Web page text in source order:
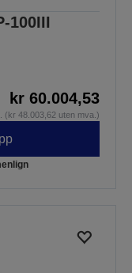
100III
kr 60.004,53
(kr 48.003,62 uten mva.)